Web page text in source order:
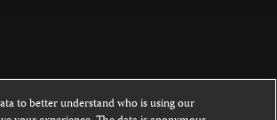
to better understand who is using our